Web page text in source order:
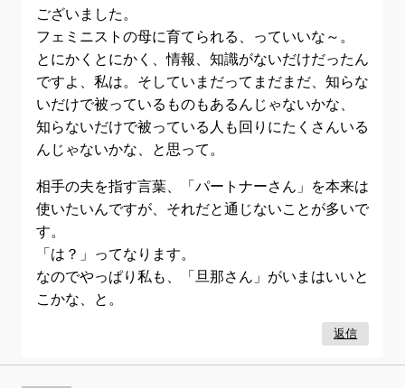
ございました。
フェミニストの母に育てられる、っていいな～。
とにかくとにかく、情報、知識がないだけだったん
ですよ、私は。そしていまだってまだまだ、知らな
いだけで被っているものもあるんじゃないかな、
知らないだけで被っている人も回りにたくさんいる
んじゃないかな、と思って。
相手の夫を指す言葉、「パートナーさん」を本来は
使いたいんですが、それだと通じないことが多いで
す。
「は？」ってなります。
なのでやっぱり私も、「旦那さん」がいまはいいと
こかな、と。
返信